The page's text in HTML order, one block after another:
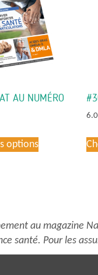
AU NUMÉRO
optionsproduit
options
peuvent
au magazine
santé. Pour les